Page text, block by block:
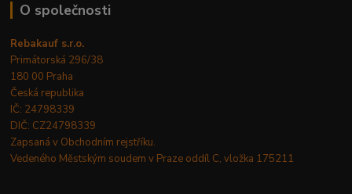
O společnosti
Rebakauf s.r.o.
Primátorská 296/38
180 00 Praha
Česká republika
IČ: 24798339
DIČ: CZ24798339
Zapsaná v Obchodním rejstříku.
Vedeného Městským soudem v Praze oddíl C, vložka 175211